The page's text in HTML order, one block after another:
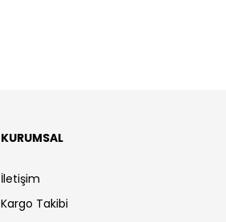
KURUMSAL
İletişim
Kargo Takibi